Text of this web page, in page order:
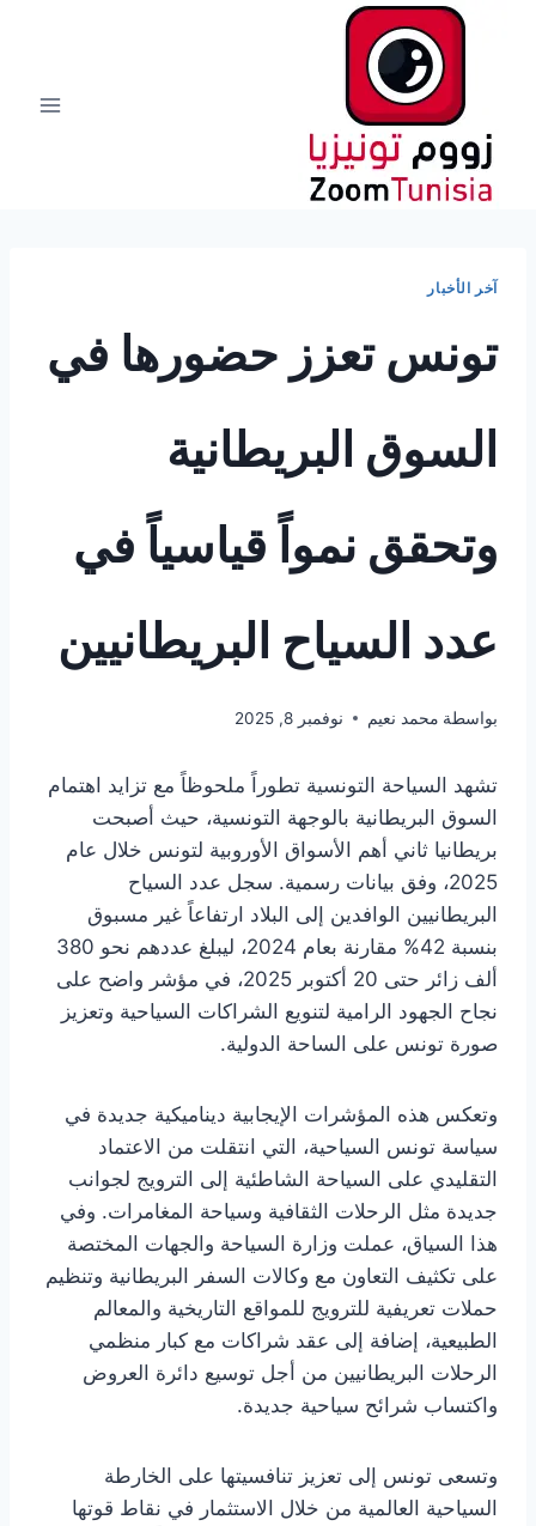
آخر الأخبار
تونس تعزز حضورها في
السوق البريطانية
وتحقق نمواً قياسياً في
عدد السياح البريطانيين
بواسطة محمد نعيم نوفمبر 8, 2025
تشهد السياحة التونسية تطوراً ملحوظاً مع تزايد اهتمام
السوق البريطانية بالوجهة التونسية، حيث أصبحت
بريطانيا ثاني أهم الأسواق الأوروبية لتونس خلال عام
2025، وفق بيانات رسمية. سجل عدد السياح
البريطانيين الوافدين إلى البلاد ارتفاعاً غير مسبوق
بنسبة 42% مقارنة بعام 2024، ليبلغ عددهم نحو 380
ألف زائر حتى 20 أكتوبر 2025، في مؤشر واضح على
نجاح الجهود الرامية لتنويع الشراكات السياحية وتعزيز
صورة تونس على الساحة الدولية.
وتعكس هذه المؤشرات الإيجابية ديناميكية جديدة في
سياسة تونس السياحية، التي انتقلت من الاعتماد
التقليدي على السياحة الشاطئية إلى الترويج لجوانب
جديدة مثل الرحلات الثقافية وسياحة المغامرات. وفي
هذا السياق، عملت وزارة السياحة والجهات المختصة
على تكثيف التعاون مع وكالات السفر البريطانية وتنظيم
حملات تعريفية للترويج للمواقع التاريخية والمعالم
الطبيعية، إضافة إلى عقد شراكات مع كبار منظمي
الرحلات البريطانيين من أجل توسيع دائرة العروض
واكتساب شرائح سياحية جديدة.
وتسعى تونس إلى تعزيز تنافسيتها على الخارطة
السياحية العالمية من خلال الاستثمار في نقاط قوتها